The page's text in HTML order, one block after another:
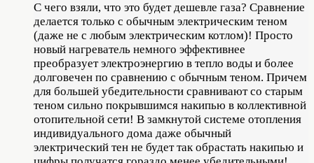
С чего взяли, что это будет дешевле газа? Сравнение
делается только с обычным электрическим теном
(даже не с любым электрическим котлом)! Просто
новый нагреватель немного эффективнее
преобразует электроэнергию в тепло воды и более
долговечен по сравнению с обычным теном. Причем
для большей убедительности сравнивают со старым
теном сильно покрывшимся накипью в коллективной
отопительной сети! В замкнутой системе отопления
индивидуального дома даже обычный
электрический тен не будет так обрастать накипью и